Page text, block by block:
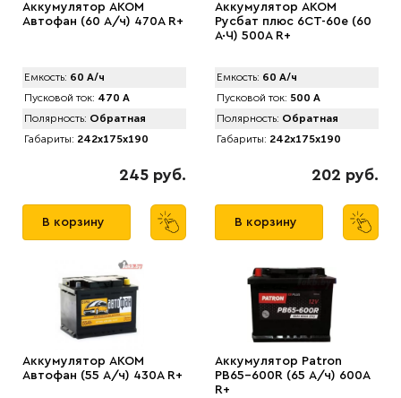
Аккумулятор AКОМ
Автофан (60 А/ч) 470A R+
Емкость: 60 А/ч
Пусковой ток: 470 А
Полярность: Обратная
Габариты: 242x175x190
245 руб.
В корзину
Аккумулятор AКОМ
Русбат плюс 6СТ-60е (60
А·Ч) 500A R+
Емкость: 60 А/ч
Пусковой ток: 500 А
Полярность: Обратная
Габариты: 242x175x190
202 руб.
В корзину
Аккумулятор AКОМ
Автофан (55 А/ч) 430A R+
Аккумулятор Patron
PB65-600R (65 А/ч) 600A
R+